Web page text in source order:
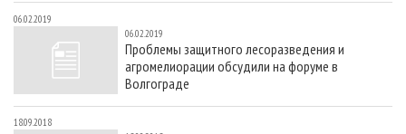
ПРОИЗВОДСТВО МЕБЕЛИ
БИОЭНЕРГЕТИКА
ЦБП
ИНСТРУМЕНТ И МАТЕРИАЛЫ
ПРИОРИТЕТНЫЕ ИНВЕСТПРОЕКТЫ
RUSSIAN FORESTRY REVIEW
ГАЗЕТА ЛЕСПРОМФОРУМ
БИБЛИОТЕКА СПЕЦИАЛИСТА
06.02.2019
06.02.2019
Проблемы защитного лесоразведения и
агромелиорации обсудили на форуме в
Волгограде
18.09.2018